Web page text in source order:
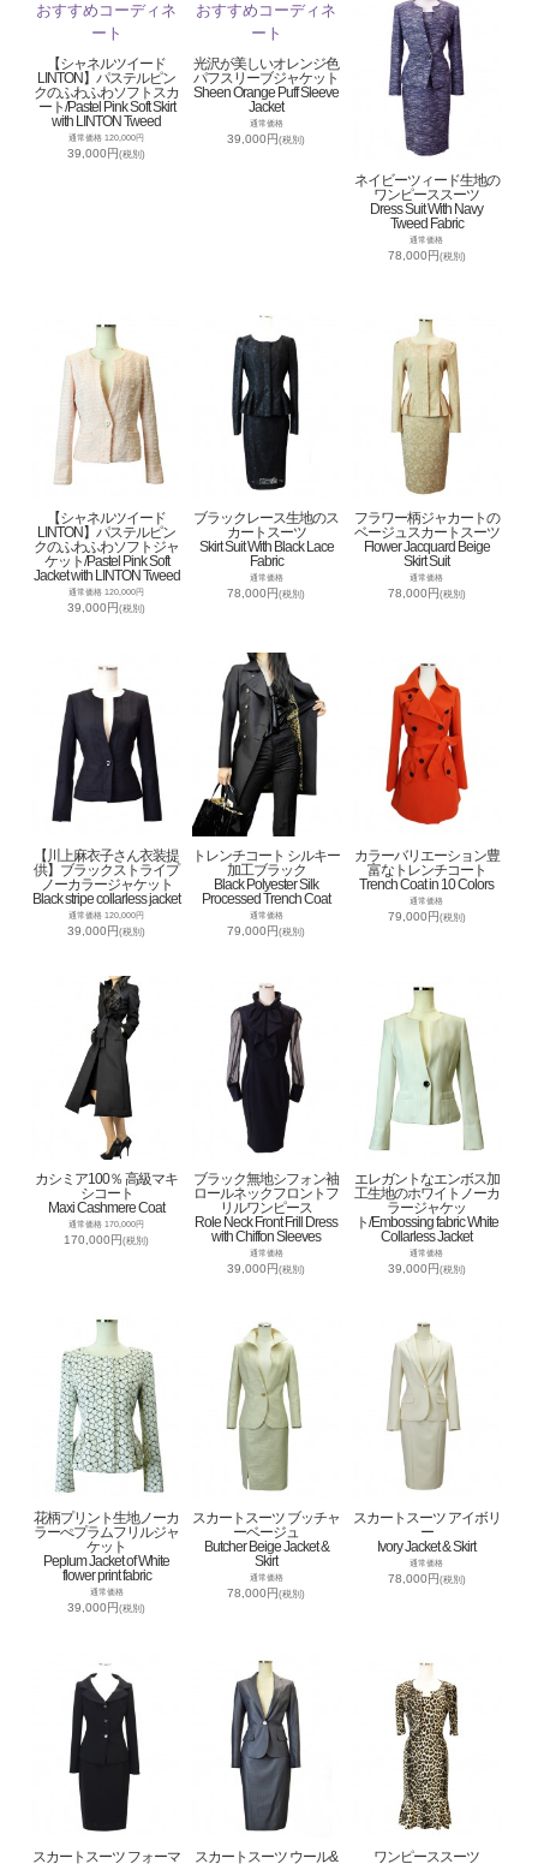
【シャネルツイード
LINTON】パステルピン
クのふわふわソフトスカ
ート/Pastel Pink Soft Skirt
with LINTON Tweed
通常価格 120,000円
39,000円(税別)
光沢が美しいオレンジ色
パフスリーブジャケット
Sheen Orange Puff Sleeve
Jacket
通常価格
39,000円(税別)
ネイビーツィード生地の
ワンピーススーツ
Dress Suit With Navy
Tweed Fabric
通常価格
78,000円(税別)
【シャネルツイード
LINTON】パステルピン
クのふわふわソフトジャ
ケット/Pastel Pink Soft
Jacket with LINTON Tweed
通常価格 120,000円
39,000円(税別)
ブラックレース生地のス
カートスーツ
Skirt Suit With Black Lace
Fabric
通常価格
78,000円(税別)
フラワー柄ジャカートの
ベージュスカートスーツ
Flower Jacquard Beige
Skirt Suit
通常価格
78,000円(税別)
【川上麻衣子さん衣装提
供】ブラックストライプ
ノーカラージャケット
Black stripe collarless jacket
通常価格 120,000円
39,000円(税別)
トレンチコート シルキー
加工ブラック
Black Polyester Silk
Processed Trench Coat
通常価格
79,000円(税別)
カラーバリエーション豊
富なトレンチコート
Trench Coat in 10 Colors
通常価格
79,000円(税別)
カシミア100％ 高級マキ
シコート
Maxi Cashmere Coat
通常価格 170,000円
170,000円(税別)
ブラック無地シフォン袖
ロールネックフロントフ
リルワンピース
Role Neck Front Frill Dress
with Chiffon Sleeves
通常価格
39,000円(税別)
エレガントなエンボス加
工生地のホワイトノーカ
ラージャケッ
ト/Embossing fabric White
Collarless Jacket
通常価格
39,000円(税別)
花柄プリント生地ノーカ
ラーぺプラムフリルジャ
ケット
Peplum Jacket of White
flower print fabric
通常価格
39,000円(税別)
スカートスーツ ブッチャ
ーベージュ
Butcher Beige Jacket &
Skirt
通常価格
78,000円(税別)
スカートスーツ アイボリ
ー
Ivory Jacket & Skirt
通常価格
78,000円(税別)
スカートスーツ フォーマ
スカートスーツ ウール&
ワンピーススーツ